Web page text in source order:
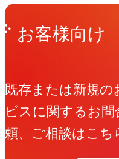
お客様向け
既存または新規
ビスに関するお
頼、ご相談はこち